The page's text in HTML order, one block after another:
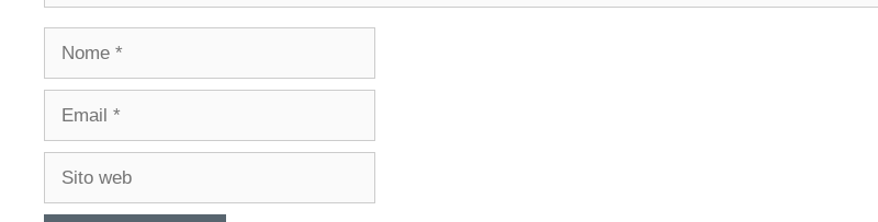
Nome
Email
Sito